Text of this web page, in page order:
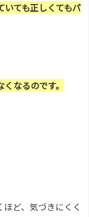
いても正しくてもパ
なるのです。
ど、気づきにくく